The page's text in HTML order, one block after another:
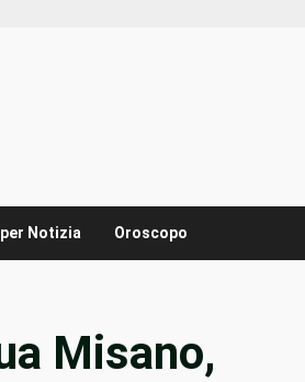
Notizia Oroscopo
Misano,